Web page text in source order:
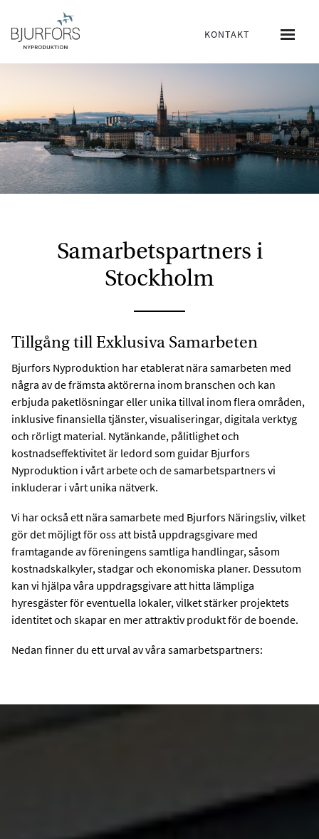
KONTAKT
Samarbetspartners i
Stockholm
Tillgång till Exklusiva Samarbeten
Bjurfors Nyproduktion har etablerat nära samarbeten med
några av de främsta aktörerna inom branschen och kan
erbjuda paketlösningar eller unika tillval inom flera områden,
inklusive finansiella tjänster, visualiseringar, digitala verktyg
och rörligt material. Nytänkande, pålitlighet och
kostnadseffektivitet är ledord som guidar Bjurfors
Nyproduktion i vårt arbete och de samarbetspartners vi
inkluderar i vårt unika nätverk.
Vi har också ett nära samarbete med Bjurfors Näringsliv, vilket
gör det möjligt för oss att bistå uppdragsgivare med
framtagande av föreningens samtliga handlingar, såsom
kostnadskalkyler, stadgar och ekonomiska planer. Dessutom
kan vi hjälpa våra uppdragsgivare att hitta lämpliga
hyresgäster för eventuella lokaler, vilket stärker projektets
identitet och skapar en mer attraktiv produkt för de boende.
Nedan finner du ett urval av våra samarbetspartners: